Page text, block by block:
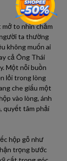
mở to nhìn chăm
ta thường
không muốn ai
cả Ông Thái
Một nỗi buồn
lỏi trong lòng
che giấu một
vào lòng, ánh
quyết tâm phải
hộp gỗ như
trọng bước